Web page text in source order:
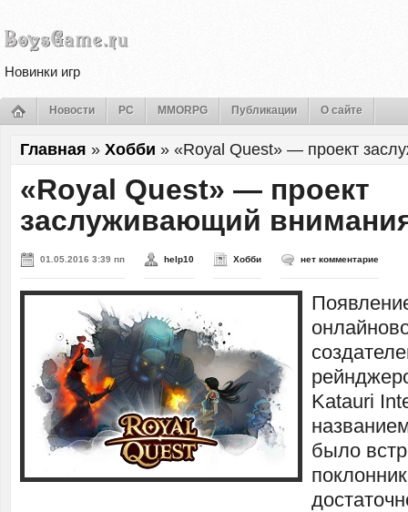
Новинки игр
Новости PC MMORPG Публикации О сайте
Главная » Хобби » «Royal Quest» — проект
«Royal Quest» — проект
заслуживающий
01.05.2016 3:39 пп help10 Хобби нет комментарие
Katauri
было